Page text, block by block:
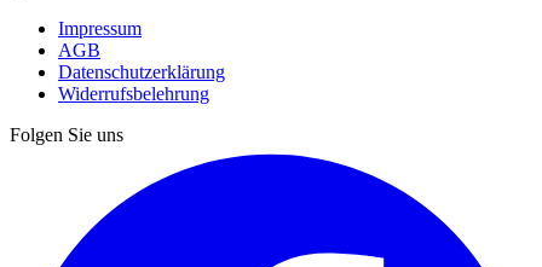
Impressum
AGB
Datenschutzerklärung
Widerrufsbelehrung
Folgen Sie uns